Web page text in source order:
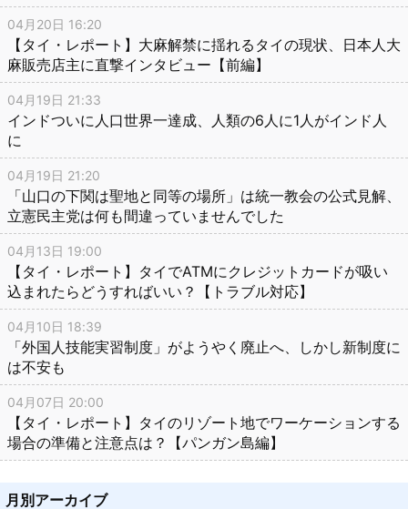
04月20日 16:20
【タイ・レポート】大麻解禁に揺れるタイの現状、日本人大
麻販売店主に直撃インタビュー【前編】
04月19日 21:33
インドついに人口世界一達成、人類の6人に1人がインド人
に
04月19日 21:20
「山口の下関は聖地と同等の場所」は統一教会の公式見解、
立憲民主党は何も間違っていませんでした
04月13日 19:00
【タイ・レポート】タイでATMにクレジットカードが吸い
込まれたらどうすればいい？【トラブル対応】
04月10日 18:39
「外国人技能実習制度」がようやく廃止へ、しかし新制度に
は不安も
04月07日 20:00
【タイ・レポート】タイのリゾート地でワーケーションする
場合の準備と注意点は？【パンガン島編】
月別アーカイブ